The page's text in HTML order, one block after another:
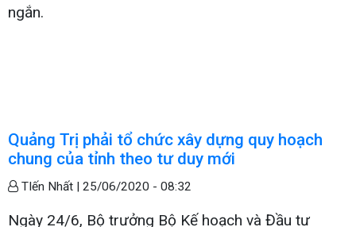
ngắn.
Quảng Trị phải tổ chức xây dựng quy hoạch
chung của tỉnh theo tư duy mới
TIến Nhất | 25/06/2020 - 08:32
Ngày 24/6, Bộ trưởng Bộ Kế hoạch và Đầu tư